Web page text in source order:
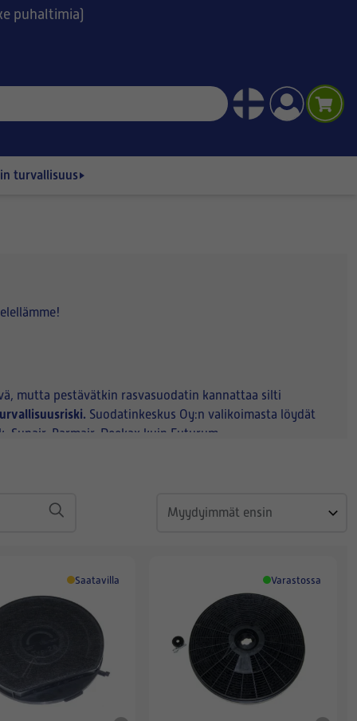
puhaltimia)
turvallisuus
mutta pestävätkin rasvasuodatin kannattaa silti
Suodatinkeskus Oy:n valikoimasta löydät
Sunair, Parmair, Deekax kuin Futurum -
Saatavilla Varastossa